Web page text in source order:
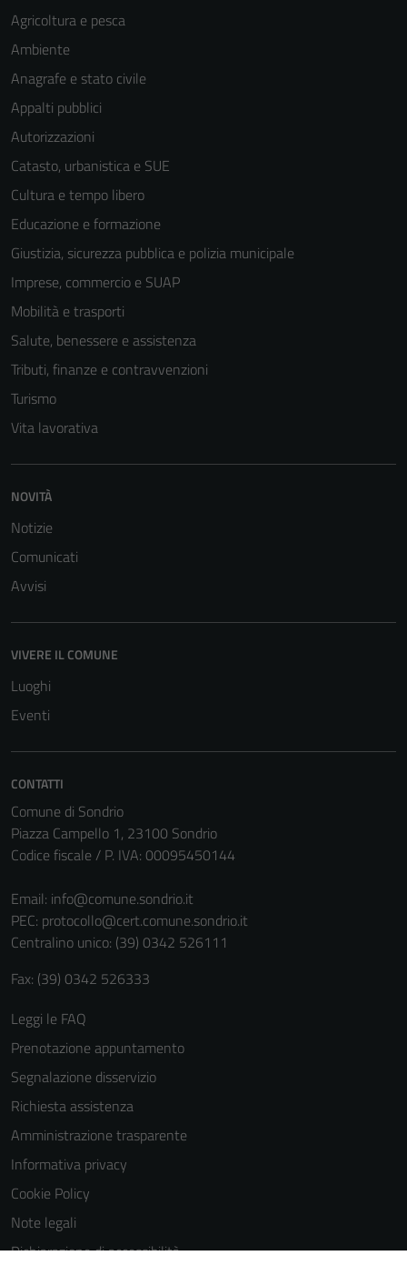
Agricoltura e pesca
Ambiente
Anagrafe e stato civile
Appalti pubblici
Autorizzazioni
Catasto, urbanistica e SUE
Cultura e tempo libero
Educazione e formazione
Giustizia, sicurezza pubblica e polizia municipale
Imprese, commercio e SUAP
Mobilità e trasporti
Salute, benessere e assistenza
Tributi, finanze e contravvenzioni
Turismo
Vita lavorativa
NOVITÀ
Notizie
Comunicati
Avvisi
VIVERE IL COMUNE
Luoghi
Eventi
CONTATTI
Comune di Sondrio
Piazza Campello 1, 23100 Sondrio
Codice fiscale / P. IVA: 00095450144
Email: info@comune.sondrio.it
PEC: protocollo@cert.comune.sondrio.it
Centralino unico: (39) 0342 526111
Fax: (39) 0342 526333
Leggi le FAQ
Prenotazione appuntamento
Segnalazione disservizio
Richiesta assistenza
Amministrazione trasparente
Informativa privacy
Cookie Policy
Note legali
Dichiarazione di accessibilità
del sito e non
non raccolgono